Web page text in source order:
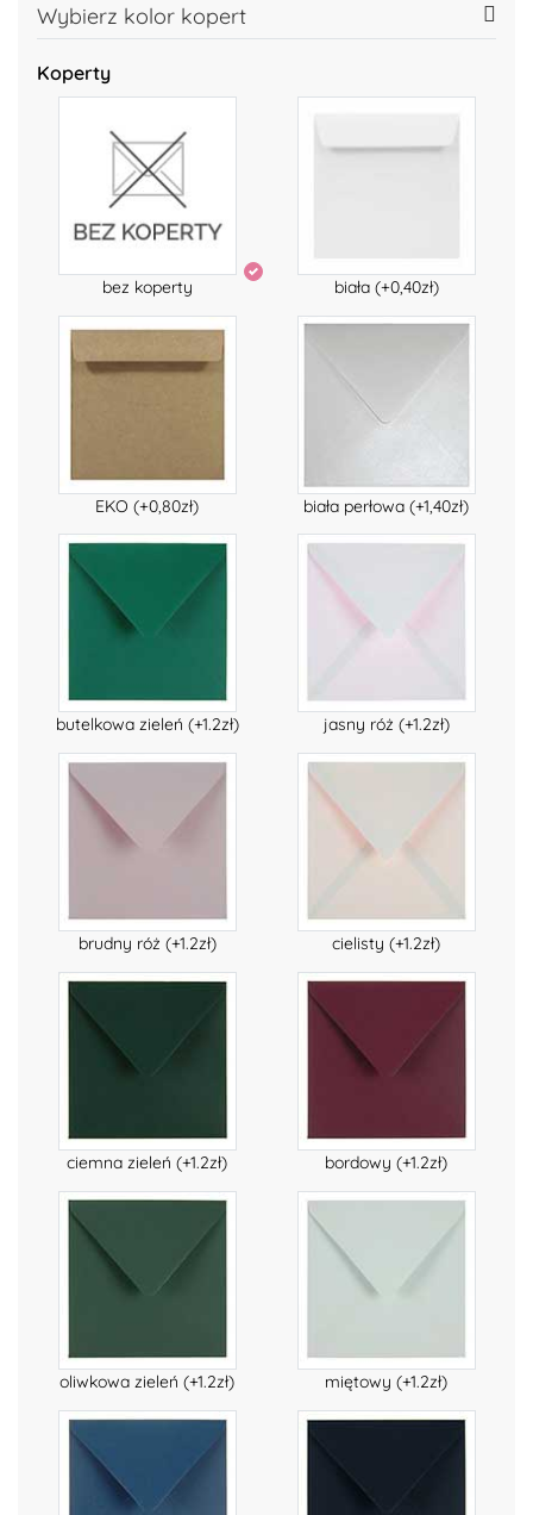
Wybierz kolor kopert
Koperty
bez koperty biała (+0,40zł)
EKO (+0,80zł) biała perłowa (+1,40zł)
butelkowa zieleń (+1.2zł) jasny róż (+1.2zł)
brudny róż (+1.2zł) cielisty (+1.2zł)
ciemna zieleń (+1.2zł) bordowy (+1.2zł)
oliwkowa zieleń (+1.2zł) miętowy (+1.2zł)